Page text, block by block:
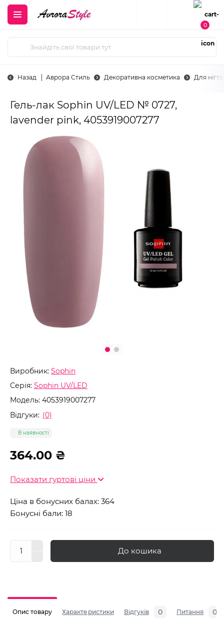
0
Назад Аврора Стиль Декоративна косметика Для нігтів
Гель-лак Sophin UV/LED № 0727,
lavender pink, 4053919007277
Виробник: Sophin
Серія: Sophin UV/LED
Модель: 4053919007277
Відгуки: (0)
В наявності
364.00 ₴
Показати гуртові ціни
Ціна в бонусних балах: 364
Бонусні бали: 18
До кошика
Опис товару Характеристики Відгуків 0 Питання 0